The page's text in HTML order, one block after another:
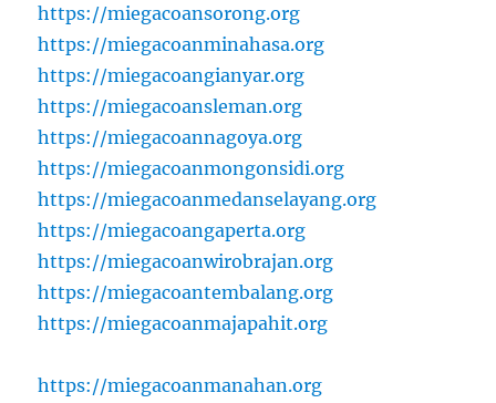
https://miegacoansorong.org
https://miegacoanminahasa.org
https://miegacoangianyar.org
https://miegacoansleman.org
https://miegacoannagoya.org
https://miegacoanmongonsidi.org
https://miegacoanmedanselayang.org
https://miegacoangaperta.org
https://miegacoanwirobrajan.org
https://miegacoantembalang.org
https://miegacoanmajapahit.org
https://miegacoanmanahan.org